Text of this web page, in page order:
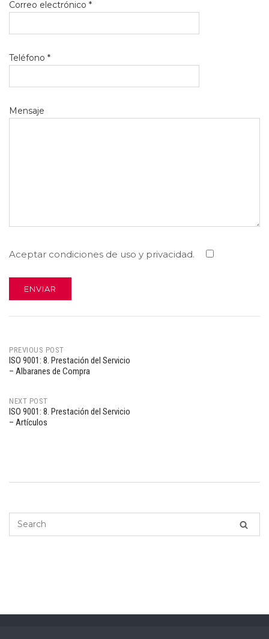
Correo electrónico *
Teléfono *
Mensaje
Aceptar condiciones de uso y privacidad.
Post
navigation
PREVIOUS POST
ISO 9001: 8. Prestación del Servicio
– Albaranes de Compra
NEXT POST
ISO 9001: 8. Prestación del Servicio
– Artículos